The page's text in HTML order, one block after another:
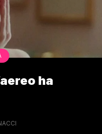
ha